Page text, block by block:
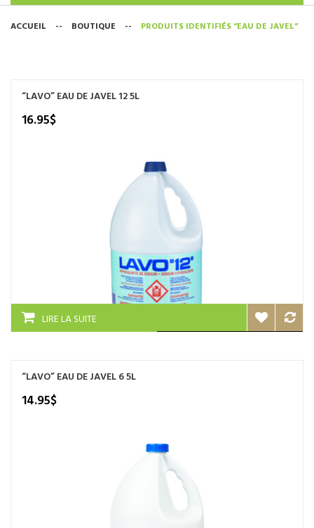
PRODUIT SANITAIRE.COM
ACCUEIL -- BOUTIQUE -- PRODUITS IDENTIFIÉS “EAU DE JAVEL”
“LAVO” EAU DE JAVEL 12 5L
16.95$
LIRE LA SUITE
“LAVO” EAU DE JAVEL 6 5L
14.95$